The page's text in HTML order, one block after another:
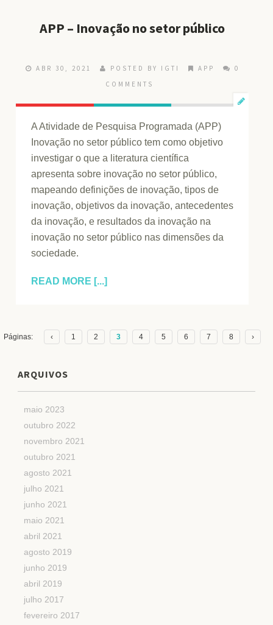
APP – Inovação no setor público
ABR 30, 2021 POSTED BY IGTI APP
0
COMMENTS
A Atividade de Pesquisa Programada (APP)
Inovação no setor público tem como objetivo
investigar o que a literatura científica
apresenta sobre inovação no setor público,
mapeando definições de inovação, tipos de
inovação, objetivos da inovação, antecedentes
da inovação, e resultados da inovação na
inovação no setor público nas dimensões da
sociedade.
READ MORE [...]
Páginas: ‹ 1 2 3 4 5 6 7 8 ›
ARQUIVOS
maio 2023
outubro 2022
novembro 2021
outubro 2021
agosto 2021
julho 2021
junho 2021
maio 2021
abril 2021
agosto 2019
junho 2019
abril 2019
julho 2017
fevereiro 2017